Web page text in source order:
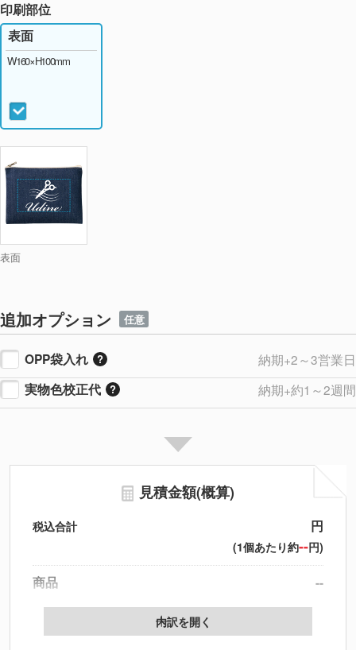
印刷部位
表面
表面
W160×H100mm
追加オプション 任意
OPP袋入れ
納期+2～3営業日
実物色校正代
納期+約1～2週間
見積金額(概算)
税込合計 円
(1個あたり約--円)
商品
--
製版代
印刷代
内訳を開く